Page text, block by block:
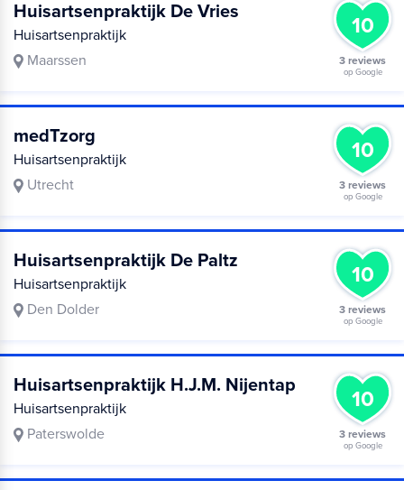
Huisartsenpraktijk De Vries
Huisartsenpraktijk
Maarssen
10
3 reviews
op Google
medTzorg
Huisartsenpraktijk
Utrecht
10
3 reviews
op Google
Huisartsenpraktijk De Paltz
Huisartsenpraktijk
Den Dolder
10
3 reviews
op Google
Huisartsenpraktijk H.J.M. Nijentap
Huisartsenpraktijk
Paterswolde
10
3 reviews
op Google